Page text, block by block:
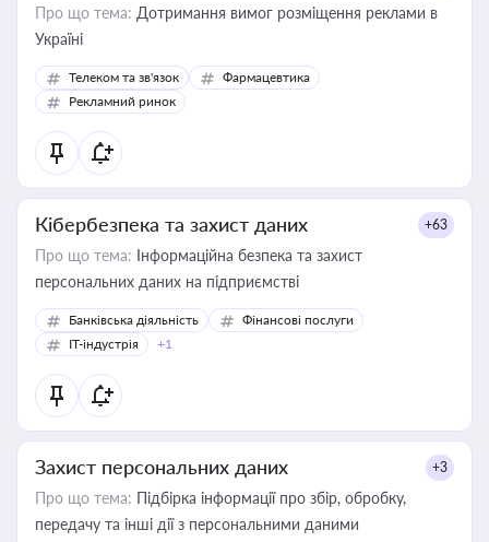
Про що тема: Дотримання вимог розміщення реклами в
Україні
Телеком та зв'язок
Фармацевтика
Рекламний ринок
Кібербезпека та захист даних +63
Про що тема: Інформаційна безпека та захист
персональних даних на підприємстві
Банківська діяльність
Фінансові послуги
IT-індустрія
+1
Захист персональних даних +3
Про що тема: Підбірка інформації про збір, обробку,
передачу та інші дії з персональними даними